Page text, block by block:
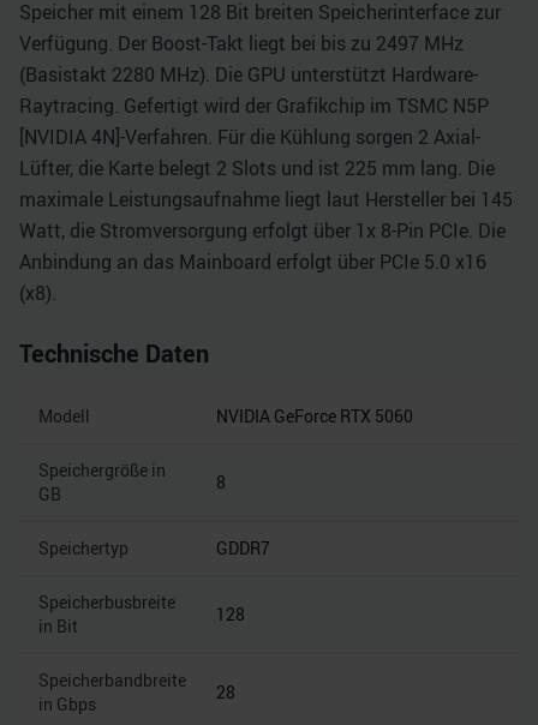
Speicher mit einem 128 Bit breiten Speicherinterface zur
Verfügung. Der Boost-Takt liegt bei bis zu 2497 MHz
(Basistakt 2280 MHz). Die GPU unterstützt Hardware-
Raytracing. Gefertigt wird der Grafikchip im TSMC N5P
[NVIDIA 4N]-Verfahren. Für die Kühlung sorgen 2 Axial-
Lüfter, die Karte belegt 2 Slots und ist 225 mm lang. Die
maximale Leistungsaufnahme liegt laut Hersteller bei 145
Watt, die Stromversorgung erfolgt über 1x 8-Pin PCIe. Die
Anbindung an das Mainboard erfolgt über PCIe 5.0 x16
(x8).
Technische Daten
Modell NVIDIA GeForce RTX 5060
Speichergröße in
GB
8
Speichertyp GDDR7
Speicherbusbreite
in Bit
128
Speicherbandbreite
in Gbps
28